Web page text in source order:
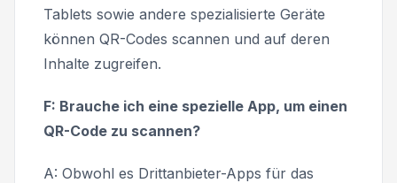
Tablets sowie andere spezialisierte Geräte
können QR-Codes scannen und auf deren
Inhalte zugreifen.
F: Brauche ich eine spezielle App, um einen
QR-Code zu scannen?
A: Obwohl es Drittanbieter-Apps für das